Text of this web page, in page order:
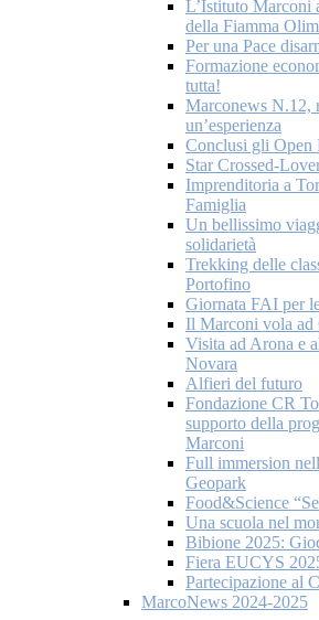
L’Istituto Marconi
della Fiamma
Per una Pace
Formazione
tutta!
Marconews N.12,
un’esperienza
Conclusi gli Open
Star Crossed-
Imprenditoria a
Famiglia
Un bellissimo
solidarietà
Trekking delle
Portofino
Giornata FAI per
Il Marconi vola ad
Visita ad Arona e
Novara
Alfieri del futuro
Fondazione CR
supporto della
Marconi
Full immersion
Geopark
Food&Science
Una scuola nel
Bibione 2025:
Fiera EUCYS
Partecipazione al
MarcoNews 2024-2025